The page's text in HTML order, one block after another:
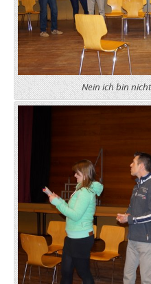
Nein ich bin